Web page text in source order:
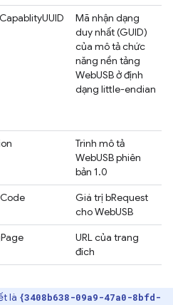
Mã nhận dạng
duy nhất (GUID)
của mô tả chức
năng nền tảng
WebUSB ở định
dạng little-endian
Trình mô tả
WebUSB phiên
bản 1.0
Giá trị bRequest
cho WebUSB
URL của trang
đích
là {3408b638-09a9-47a0-8bfd-